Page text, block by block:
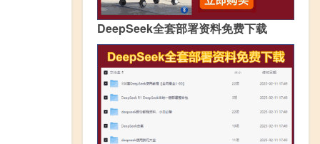
DeepSeek全套部署资料免费下载